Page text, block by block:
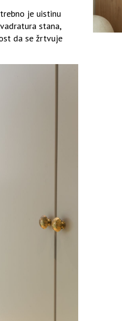
je uistinu
stana,
da se žrtvuje